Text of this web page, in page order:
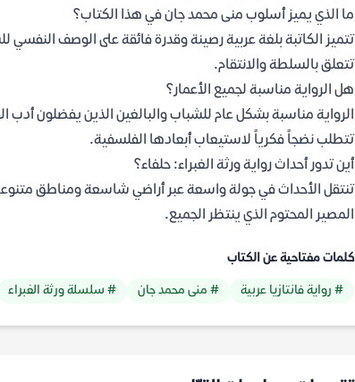
ما الذي يميز أسلوب منى محمد جان في هذا الكتاب؟
تتميز الكاتبة بلغة عربية رصينة وقدرة فائقة على الوصف النفسي
تتعلق بالسلطة والانتقام.
هل الرواية مناسبة لجميع الأعمار؟
الرواية مناسبة بشكل عام للشباب والبالغين الذين يفضلون أدب
تتطلب نضجاً فكرياً لاستيعاب أبعادها الفلسفية.
أين تدور أحداث رواية ورثة الغبراء: حلفاء؟
تنتقل الأحداث في جولة واسعة عبر أراضي شاسعة ومناطق
المصير المحتوم الذي ينتظر الجميع.
كلمات مفتاحية عن الكتاب
# رواية فانتازيا عربية # منى محمد جان # سلسلة ورثة الغبراء